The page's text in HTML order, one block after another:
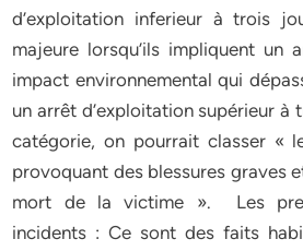
d’exploitation inferieur à trois
majeure lorsqu’ils impliquent un
impact environnemental qui
un arrêt d’exploitation supérieur à
catégorie, on pourrait classer «
provoquant des blessures graves
mort de la victime ». Les
incidents : Ce sont des faits